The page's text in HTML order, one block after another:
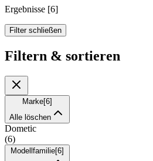
Ergebnisse [6]
Filter schließen
Filtern & sortieren
Marke[6]
Alle löschen
Dometic
(6)
Modellfamilie[6]